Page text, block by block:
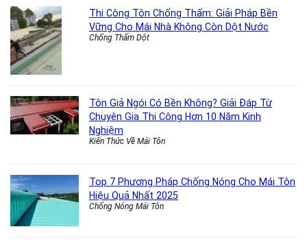
Thi Công Tôn Chống Thấm: Giải Pháp Bền
Vững Cho Mái Nhà Không Còn Dột Nước
Chống Thấm Dột
Tôn Giả Ngói Có Bền Không? Giải Đáp Từ
Chuyên Gia Thi Công Hơn 10 Năm Kinh
Nghiệm
Kiến Thức Về Mái Tôn
Top 7 Phương Pháp Chống Nóng Cho Mái Tôn
Hiệu Quả Nhất 2025
Chống Nóng Mái Tôn